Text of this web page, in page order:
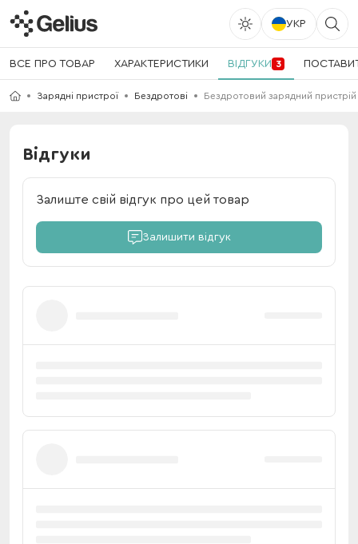
УКР
ВСЕ ПРО ТОВАР ХАРАКТЕРИСТИКИ ВІДГУКИ 3
Зарядні пристрої Бездротові Бездротовий зарядний
Відгуки
Залиште свій відгук про цей товар
Залишити відгук